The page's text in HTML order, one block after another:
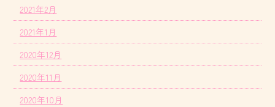
2021年2月
2021年1月
2020年12月
2020年11月
2020年10月